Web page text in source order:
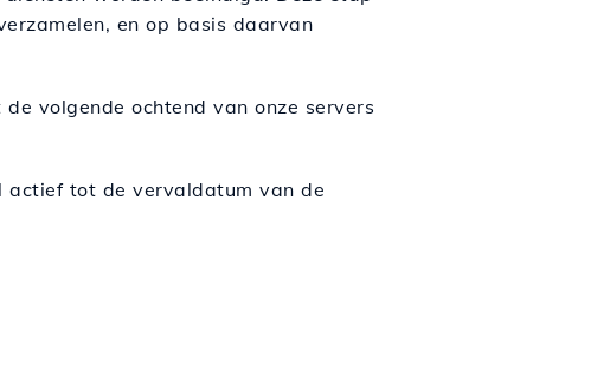
en op basis daarvan
volgende ochtend van onze servers
actief tot de vervaldatum van de